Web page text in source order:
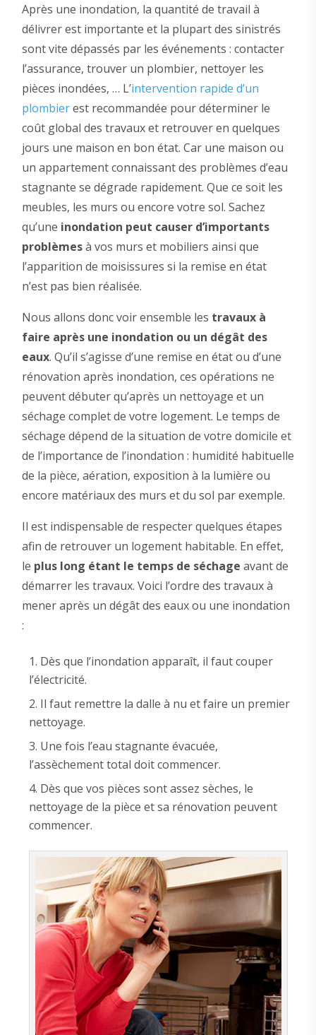
Après une inondation, la quantité de travail à
délivrer est importante et la plupart des sinistrés
sont vite dépassés par les événements : contacter
l’assurance, trouver un plombier, nettoyer les
pièces inondées, … L’intervention rapide d’un
plombierest recommandée pour déterminer le
coût global des travaux et retrouver en quelques
jours une maison en bon état. Car une maison ou
un appartement connaissant des problèmes d’eau
stagnante se dégrade rapidement. Que ce soit les
meubles, les murs ou encore votre sol. Sachez
qu’une inondation peut causer d’importants
problèmesà vos murs et mobiliers ainsi que
l’apparition de moisissures si la remise en état
n’est pas bien réalisée.
Nous allons donc voir ensemble les travaux à
faire après une inondation ou un dégât des
eaux. Qu’il s’agisse d’une remise en état ou d’une
rénovation après inondation, ces opérations ne
peuvent débuter qu’après un nettoyage et un
séchage complet de votre logement. Le temps de
séchage dépend de la situation de votre domicile et
de l’importance de l’inondation : humidité habituelle
de la pièce, aération, exposition à la lumière ou
encore matériaux des murs et du sol par exemple.
Il est indispensable de respecter quelques étapes
afin de retrouver un logement habitable. En effet,
le plus long étant le temps de séchage avant de
démarrer les travaux. Voici l’ordre des travaux à
mener après un dégât des eaux ou une inondation
:
Dès que l’inondation apparaît, il faut couper
l’électricité.
Il faut remettre la dalle à nu et faire un premier
nettoyage.
Une fois l’eau stagnante évacuée,
l’assèchement total doit commencer.
Dès que vos pièces sont assez sèches, le
nettoyage de la pièce et sa rénovation peuvent
commencer.